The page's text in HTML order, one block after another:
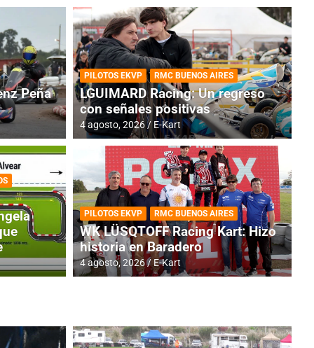
RMC BUENOS AIRES
Cerró una jornada
Peña
PILOTOS EKVP RMC BUENOS AIRES
LGUIMARD Racing: Un regreso
con señales positivas
4 agosto, 2026 E-Kart
PILOTOS EKVP RMC BUENOS AIRES
WK LÜSQTOFF Racing Kart: Hizo
historia en Baradero
4 agosto, 2026 E-Kart